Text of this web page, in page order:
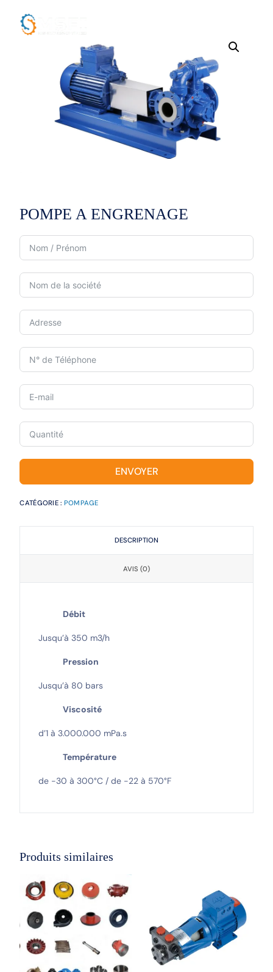
POMPE A ENGRENAGE
ENVOYER
CATÉGORIE : POMPAGE
DESCRIPTION
AVIS (0)
Débit
Jusqu’à 350 m3/h
Pression
Jusqu’à 80 bars
Viscosité
d’1 à 3.000.000 mPa.s
Température
de -30 à 300°C / de -22 à 570°F
Produits similaires